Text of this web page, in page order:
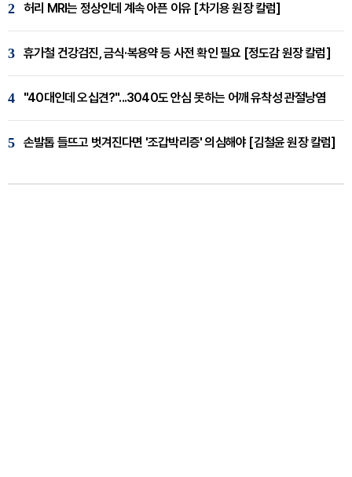
2 허리 MRI는 정상인데 계속 아픈 이유 [차기용 원장 칼럼]
3 휴가철 건강검진, 금식·복용약 등 사전 확인 필요 [정도감 원장 칼럼]
4 "40대인데 오십견?"...3040도 안심 못하는 어깨 유착성 관절낭염
5 손발톱 들뜨고 벗겨진다면 '조갑박리증' 의심해야 [김철윤 원장 칼럼]